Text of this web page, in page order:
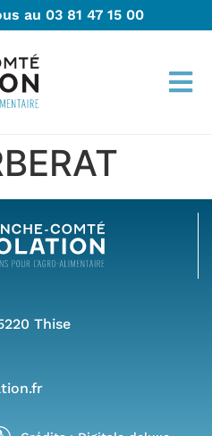
au 03 81 47 15 00
Thise